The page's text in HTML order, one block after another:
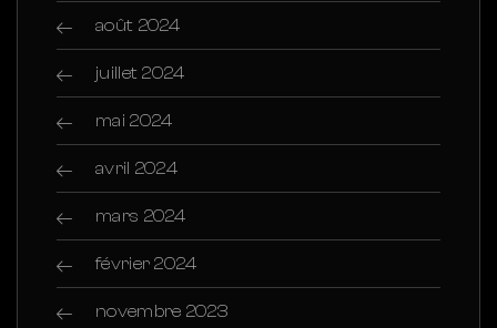
août 2024
juillet 2024
mai 2024
avril 2024
mars 2024
février 2024
novembre 2023